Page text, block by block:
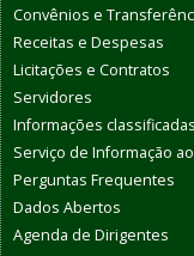
Convênios e
Receitas e Despesas
Licitações e Contratos
Servidores
Informações classificadas
Serviço de Informação
Perguntas Frequentes
Dados Abertos
Agenda de Dirigentes